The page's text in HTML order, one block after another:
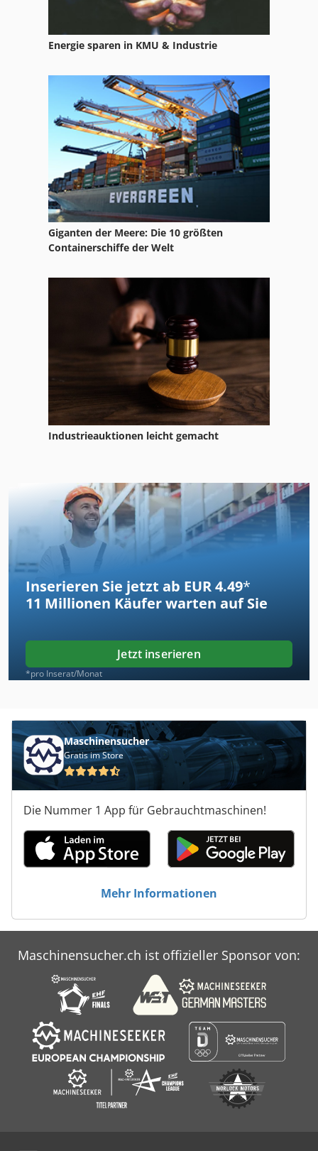
Energie sparen in KMU & Industrie
Giganten der Meere: Die 10 größten
Containerschiffe der Welt
Industrieauktionen leicht gemacht
Inserieren Sie jetzt ab EUR 4.49*
11 Millionen Käufer warten auf Sie
Jetzt inserieren
*pro Inserat/Monat
Maschinensucher
Gratis im Store
Die Nummer 1 App für Gebrauchtmaschinen!
Mehr Informationen
Maschinensucher.ch ist offizieller Sponsor von: